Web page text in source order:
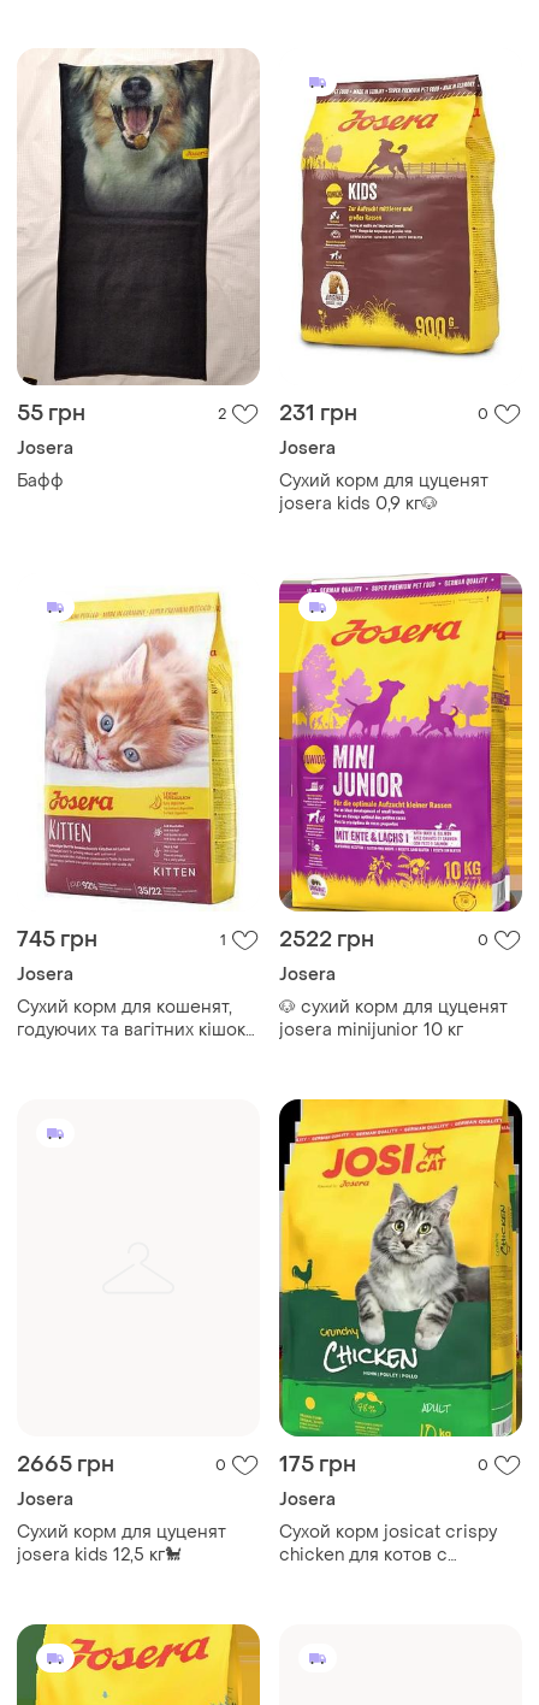
55 грн 2
Josera
Бафф
231 грн 0
Josera
Сухий корм для цуценят
josera kids 0,9 кг🐶
745 грн 1
Josera
Сухий корм для кошенят,
годуючих та вагітних кішок
2522 грн 0
Josera
🐶 сухий корм для цуценят
josera minijunior 10 кг
2665 грн 0
Josera
Сухий корм для цуценят
josera kids 12,5 кг🐩
175 грн 0
Josera
Сухой корм josicat crispy
chicken для котов с